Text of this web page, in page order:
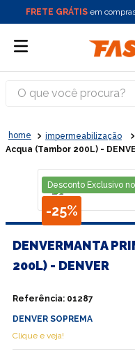
FRETE GRÁTIS em
O que você procura?
impermeabilização
Acqua (Tambor 200L) -
Desconto Exclusivo
-25%
DENVERMANTA
200L) - DENVER
Referência: 01287
DENVER SOPREMA
Clique e veja!